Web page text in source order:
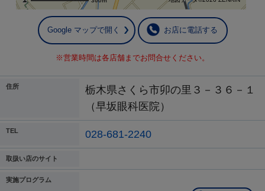
Google マップで開く お店に電話する
※営業時間は各店舗までお問合せください。
住所
栃木県さくら市卯の里３－３６－１
（早坂眼科医院）
TEL 028-681-2240
取扱い店のサイト
実施プログラム